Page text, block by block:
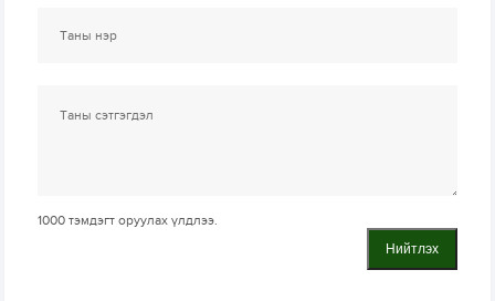
1000 тэмдэгт оруулах үлдлээ.
Нийтлэх